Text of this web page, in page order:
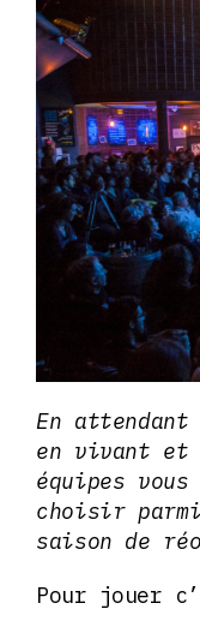
En
en vivant et
équipes
choisir
saison de
Pour jouer